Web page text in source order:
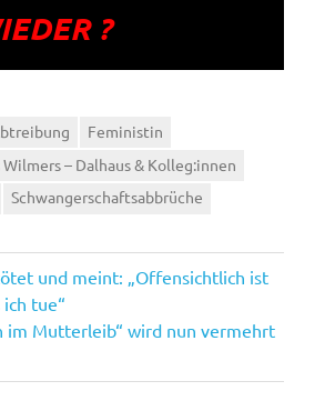
?
Feministin
– Dalhaus & Kolleg:innen
Schwangerschaftsabbrüche
und meint: „Offensichtlich ist
tue“
im Mutterleib“ wird nun vermehrt